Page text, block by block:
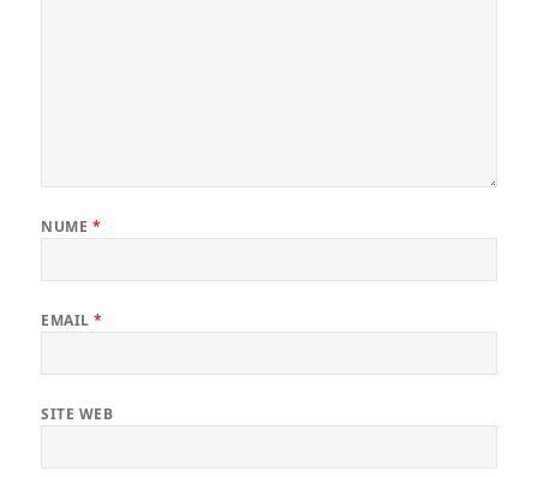
NUME *
EMAIL*
SITE WEB